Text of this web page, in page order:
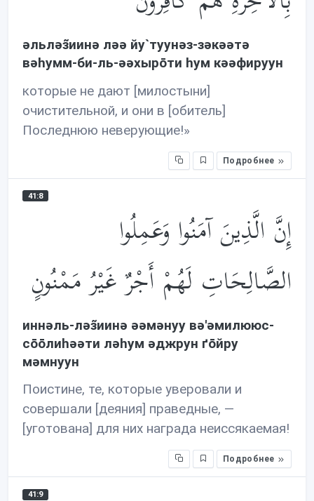
əльлəз̃иинə лəə йу`туунəз-зəкəəтə
вəhумм-би-ль-əəхырōти hум кəəфируун
которые не дают [милостыни]
очистительной, и они в [обитель]
Последнюю неверующие!»
Подробнее
41:8
إِنَّ الَّذِينَ آمَنُوا وَعَمِلُوا
الصَّالِحَاتِ لَهُمْ أَجْرٌ غَيْرُ مَمْنُونٍ
иннəль-лəз̃иинə əəмəнуу вə'əмилююс-
сōōлиhəəти лəhум əджрун ґōйру
мəмнуун
Поистине, те, которые уверовали и
совершали [деяния] праведные, —
[уготована] для них награда неиссякаемая!
Подробнее
41:9